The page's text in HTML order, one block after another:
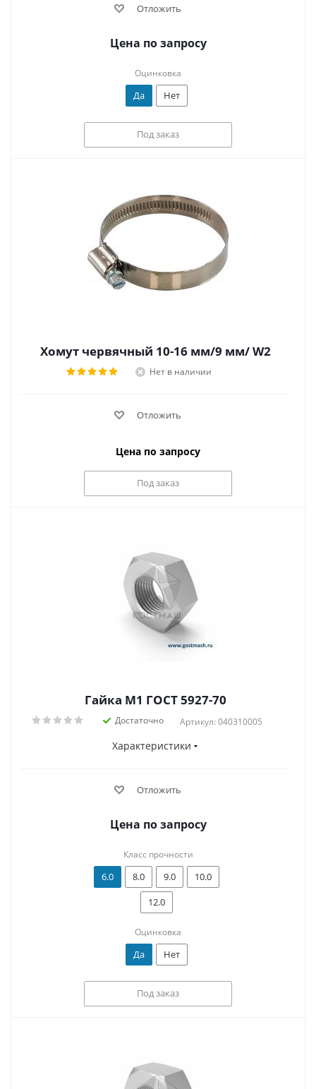
Отложить
Цена по запросу
Оцинковка
Да Нет
Под заказ
Хомут червячный 10-16 мм/9 мм/ W2
Нет в наличии
Отложить
Цена по запросу
Под заказ
Гайка М1 ГОСТ 5927-70
Достаточно Артикул: 040310005
Характеристики
Отложить
Цена по запросу
Класс прочности
6.0 8.0 9.0
10.0
12.0
Оцинковка
Да Нет
Под заказ